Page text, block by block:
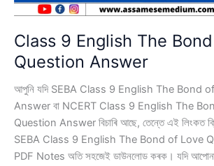
SEBA
Class 9 English The
Question Answer
আপুনি যদি SEBA Class 9 English The Bond
Answer বা NCERT Class 9 English The
Question Answer বিচাৰি আছে, তেন্তে এই
SEBA Class 9 English The Bond of Love
PDF Notes অতি সহজেই ডাউনলোড কৰক। যদি